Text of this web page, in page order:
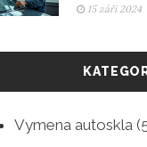
15 září 2024
Vymena autoskla